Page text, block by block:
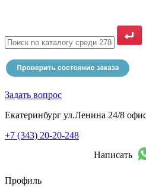
Задать вопрос
Екатеринбург ул.Ленина 24/8
+7 (343) 20-20-248
Написать
Профиль